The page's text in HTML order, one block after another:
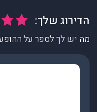
מה יש לך לספר על